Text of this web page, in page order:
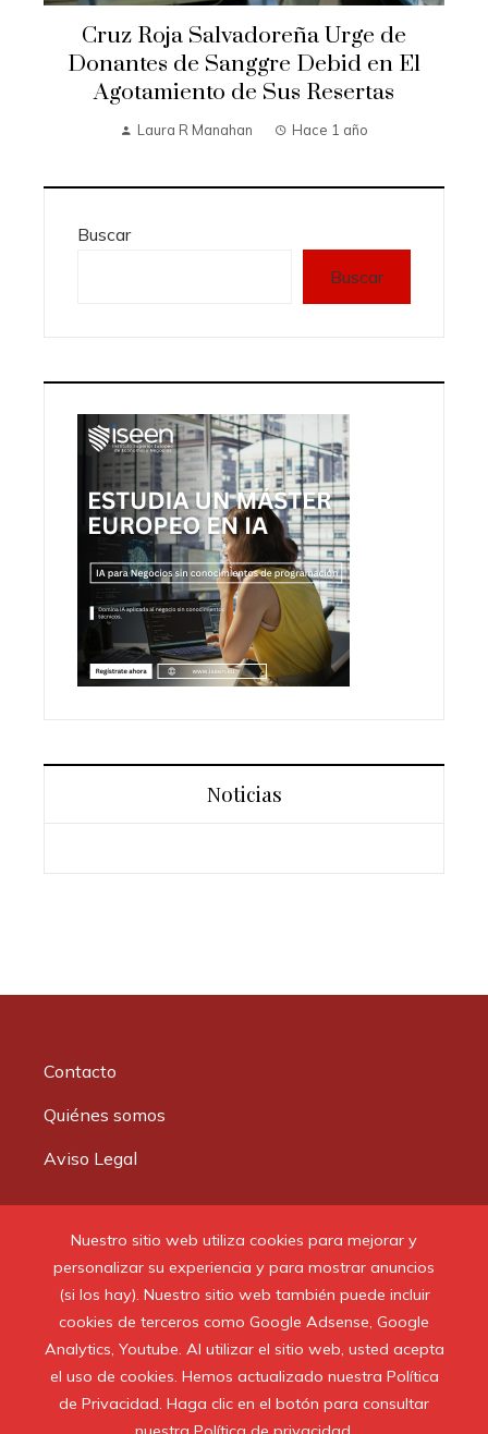
Nuestro sitio web utiliza cookies para mejorar y
personalizar su experiencia y para mostrar anuncios
(si los hay). Nuestro sitio web también puede incluir
cookies de terceros como Google Adsense, Google
Analytics, Youtube. Al utilizar el sitio web, usted acepta
el uso de cookies. Hemos actualizado nuestra Política
de Privacidad. Haga clic en el botón para consultar
Cruz Roja Salvadoreña Urge de
Donantes de Sanggre Debid en El
Agotamiento de Sus Resertas
Laura R Manahan Hace 1 año
Buscar
Buscar
Noticias
Contacto
Quiénes somos
Aviso Legal
© 2020 Todos los derechos reservados.